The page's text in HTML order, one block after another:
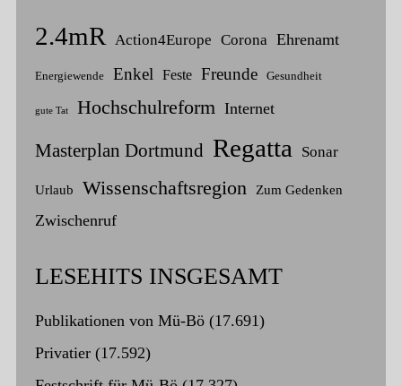
2.4mR Action4Europe Corona Ehrenamt
Energiewende Enkel Feste Freunde Gesundheit
gute Tat Hochschulreform Internet
Masterplan Dortmund Regatta Sonar
Urlaub Wissenschaftsregion Zum Gedenken
Zwischenruf
LESEHITS INSGESAMT
Publikationen von Mü-Bö (17.691)
Privatier (17.592)